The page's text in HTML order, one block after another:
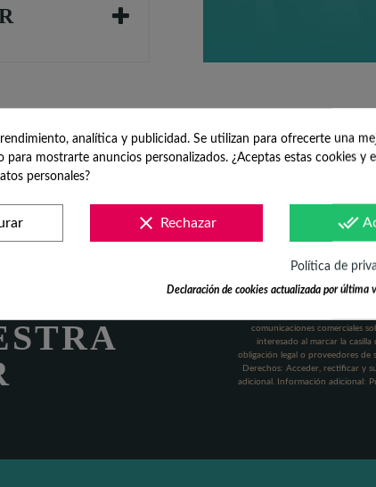
Acepto el
información
Responsable: Fortune Factory
comunicaciones comerciales
interesado al marcar la
obligación legal o proveedores de
Derechos: Acceder, rectificar y
adicional. Información adicional:
analítica y publicidad. Se utilizan para ofrecerte una
para mostrarte anuncios personalizados. ¿Aceptas estas cookies y el
personales?
clear Rechazar done_all
Política de
Declaración de cookies actualizada por última